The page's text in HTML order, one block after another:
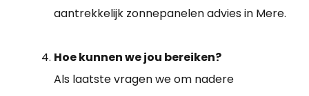
aantrekkelijk zonnepanelen advies in Mere.
Hoe kunnen we jou bereiken?
Als laatste vragen we om nadere